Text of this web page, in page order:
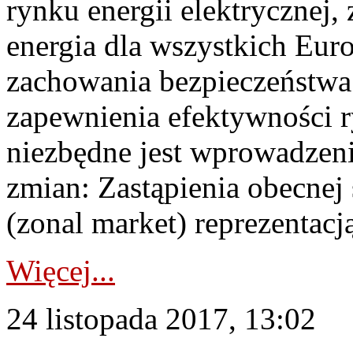
rynku energii elektrycznej,
energia dla wszystkich
zachowania
zapewnienia efektywności
niezbędne jest
zmian: Zastąpienia
(zonal market)
Więcej...
24 listopada 2017, 13:02